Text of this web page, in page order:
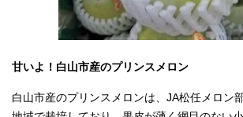
甘いよ！白山市産のプリンスメロン
白山市産のプリンスメロンは、JA松任メロン